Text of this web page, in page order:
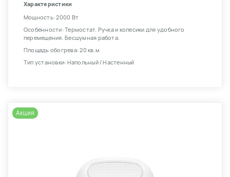
Характеристики
Мощность: 2000 Вт
Особенности: Термостат. Ручка и колесики для удобного
перемещения. Бесшумная работа.
Площадь обогрева: 20 кв.м
Тип установки: Напольный / Настенный
Акция